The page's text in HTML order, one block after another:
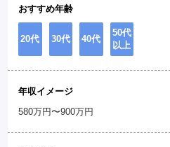
おすすめ年齢
20代 30代 40代
50代
以上
年収イメージ
580万円〜900万円